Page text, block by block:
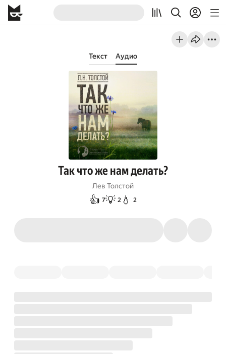
Текст Аудио
Так что же нам делать?
Лев Толстой
👍 7💡 2💧 2